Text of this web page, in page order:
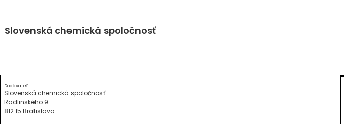
to
Slovenská chemická spoločnosť
Dodávateľ:
Slovenská chemická spoločnosť
Radlinského 9
812 15 Bratislava